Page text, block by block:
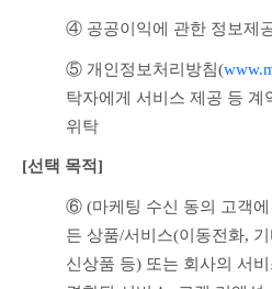
④ 공공이익에 관한 정보제
⑤ 개인정보처리방침(
탁자에게 서비스 제공 등 계
위탁
[선택 목적]
⑥ (마케팅 수신 동의 고객
든 상품/서비스(이동전화,
신상품 등) 또는 회사의 서